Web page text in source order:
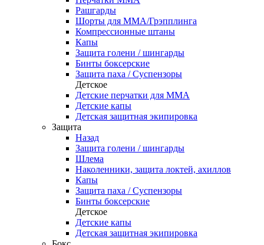
Рашгарды
Шорты для ММА/Грэпплинга
Компрессионные штаны
Капы
Защита голени / шингарды
Бинты боксерские
Защита паха / Суспензоры
Детское
Детские перчатки для ММА
Детские капы
Детская защитная экипировка
Защита
Назад
Защита голени / шингарды
Шлема
Наколенники, защита локтей, ахиллов
Капы
Защита паха / Суспензоры
Бинты боксерские
Детское
Детские капы
Детская защитная экипировка